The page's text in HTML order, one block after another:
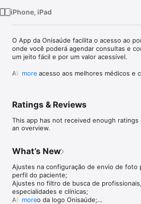
iPhone, iPad
O App da Onisaúde facilita o acesso ao
onde você poderá agendar consultas e
um jeito fácil e por um valor acessível.
Além do acesso aos melhores médicos e
A Onisaúde é a plataforma de exames e
healthtech brasileira fundada em
soluções tecnológicas, globais e
A plataforma permite o agendamento de
teleconsultas para várias especialidades e
contratação de exames clínicos que
pela rede credenciada.
more
Ratings & Reviews
This app has not received enough
an overview.
What’s New
Ajustes na configuração de envio de foto
perfil do paciente;
Ajustes no filtro de busca de profissionais,
especialidades e clínicas;
Alteração da logo Onisaúde;
more